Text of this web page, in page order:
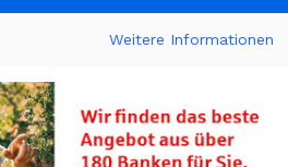
Weitere Informationen